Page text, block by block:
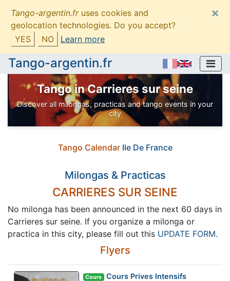
Tango-argentin.fruses cookies and
geolocation technologies. Do you accept?
YES
NO Learn more
×
Tango-argentin.fr
Tango in Carrieres sur seine
Discover all milongas, practicas and tango events in your
city
Tango Calendar Ile De France
Milongas & Practicas
CARRIERES SUR SEINE
No milonga has been announced in the next 60 days in
Carrieres sur seine. If you organize a milonga or
practica in this city, please fill out this UPDATE FORM.
Flyers
Cours Cours Prives Intensifs